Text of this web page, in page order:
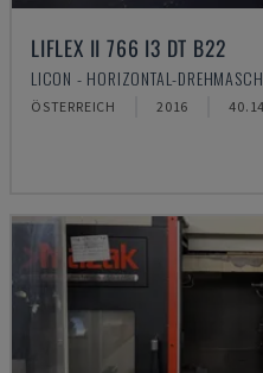
LIFLEX II 766 I3 DT B22
LICON - HORIZONTAL-
ÖSTERREICH 2016